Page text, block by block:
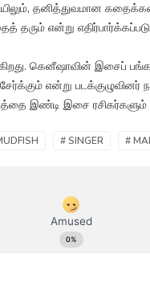
தனித்துவமான
என்று
கெனீஷாவின் இசைப்
என்று படக்குழுவினர்
இண்டி இசை ரசிகர்களும்
# SINGER #